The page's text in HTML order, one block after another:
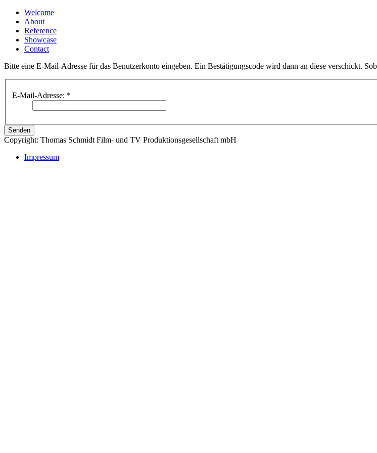
Welcome
About
Reference
Showcase
Contact
Bitte eine E-Mail-Adresse für das Benutzerkonto eingeben. Ein Bestätigungscode wird dann an diese verschickt.
E-Mail-Adresse: *
Senden
Copyright: Thomas Schmidt Film- und TV Produktionsgesellschaft mbH
Impressum